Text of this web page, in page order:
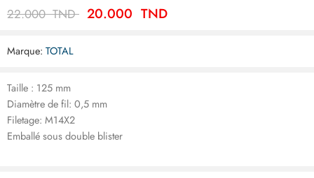
22.000TND 20.000 TND
Marque: TOTAL
Taille : 125 mm
Diamètre de fil: 0,5 mm
Filetage: M14X2
Emballé sous double blister